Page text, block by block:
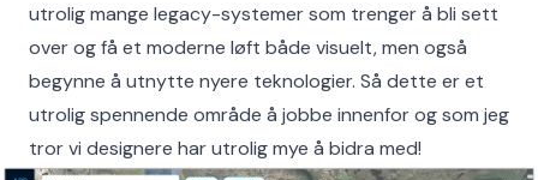
utrolig mange legacy-systemer som trenger å bli sett
over og få et moderne løft både visuelt, men også
begynne å utnytte nyere teknologier. Så dette er et
utrolig spennende område å jobbe innenfor og som jeg
tror vi designere har utrolig mye å bidra med!